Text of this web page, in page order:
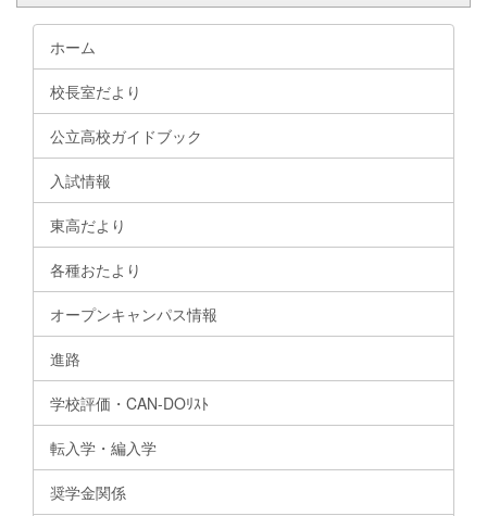
ホーム
校長室だより
公立高校ガイドブック
入試情報
東高だより
各種おたより
オープンキャンパス情報
進路
学校評価・CAN-DOﾘｽﾄ
転入学・編入学
奨学金関係